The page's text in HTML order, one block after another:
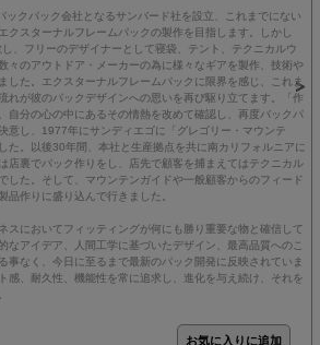
ックパック会社となるサンバード社を設立、これまでにない
クスターナルフレームパックの製作を目指します。しかし
、フリーのデザイナーとして寝袋、テント、テクニカルウ
々のアウトドア・メーカーの為に様々なギアを製作、技術や
した。エクスターナルフレームパックに限界を感じ、これま
れが彼のパックデザインへの思いを再び駆り立てます。「作
自分の心の中にあるその情熱を改めて確認し、再度バックパ
意し、1977年にサンディエゴに「グレゴリー・マウンテ
た。以後30年間、本社と生産拠点を共に南カリフォルニアに
店裏でパック作りをし、店先で顧客を捕まえてはテクニカル
した。そして、マウンテンガイドや一般顧客からのフィード
品作りに盛り込んで行きました。
スにおいてフィッティングが何にも勝り重要な物と確信して
なアイデア、人間工学に基づいたデザイン、最高品質へのこ
事なく、今日に至るまで最新のパック開発に反映されていま
感、耐久性、機能性を常に追求し、進化を与え続け、それを